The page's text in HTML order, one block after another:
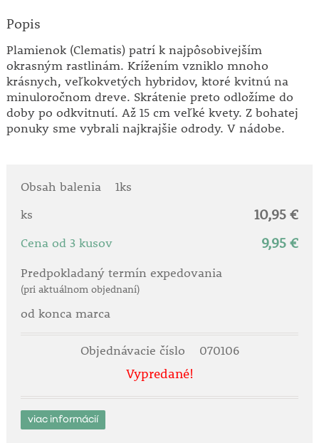
Popis
Plamienok (Clematis) patrí k najpôsobivejším
okrasným rastlinám. Krížením vzniklo mnoho
krásnych, veľkokvetých hybridov, ktoré kvitnú na
minuloročnom dreve. Skrátenie preto odložíme do
doby po odkvitnutí. Až 15 cm veľké kvety. Z bohatej
ponuky sme vybrali najkrajšie odrody. V nádobe.
Obsah balenia
1ks
ks
10,95 €
Cena od 3 kusov 9,95 €
Predpokladaný termín expedovania
(pri aktuálnom objednaní)
od konca marca
Objednávacie číslo 070106
Vypredané!
viac informácií